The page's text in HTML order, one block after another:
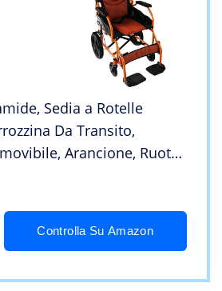
Sedia a Rotelle
Da Transito,
Arancione, Ruote
Centimetri
Controlla Su Amazon